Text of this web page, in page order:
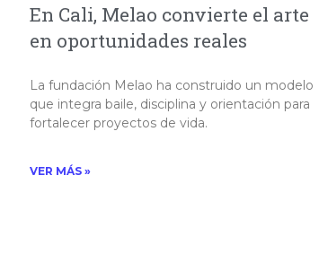
En Cali, Melao convierte el arte
en oportunidades reales
La fundación Melao ha construido un modelo
que integra baile, disciplina y orientación para
fortalecer proyectos de vida.
VER MÁS »